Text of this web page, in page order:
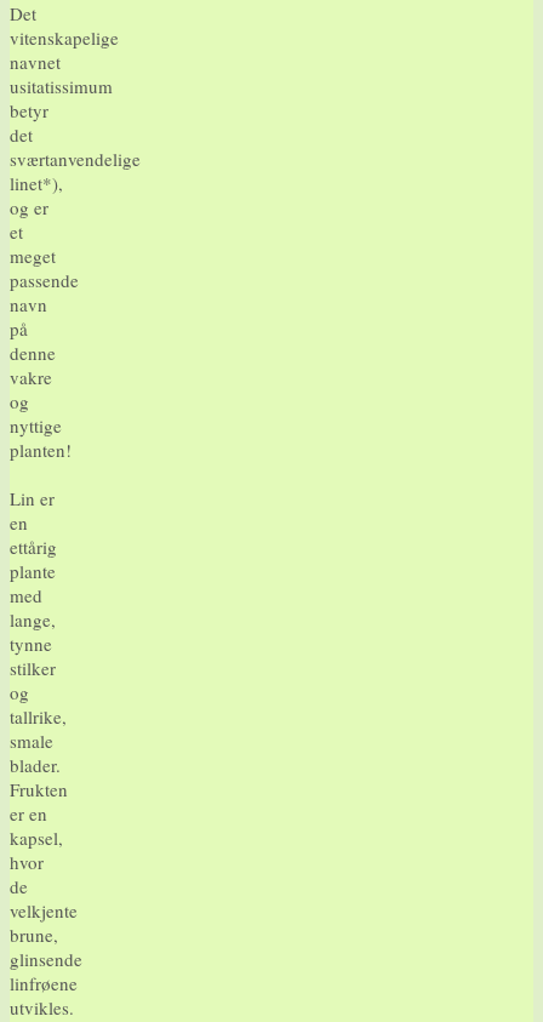
Det
vitenskapelige
navnet
usitatissimum
betyr
det
sværtanvendelige
linet*),
og er
et
meget
passende
navn
på
denne
vakre
og
nyttige
planten!
Lin er
en
ettårig
plante
med
lange,
tynne
stilker
og
tallrike,
smale
blader.
Frukten
er en
kapsel,
hvor
de
velkjente
brune,
glinsende
linfrøene
utvikles.